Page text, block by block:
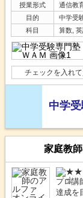
授業形式
通信教
目的
中学受
科目
算数,
チェックを入れて
中学
家庭教
プロ講
達成を